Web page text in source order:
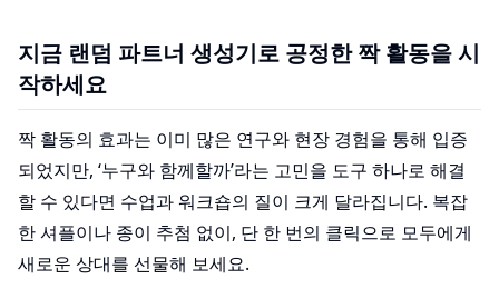
지금 랜덤 파트너 생성기로 공정한 짝 활동을 시
작하세요
짝 활동의 효과는 이미 많은 연구와 현장 경험을 통해 입증
되었지만, ‘누구와 함께할까’라는 고민을 도구 하나로 해결
할 수 있다면 수업과 워크숍의 질이 크게 달라집니다. 복잡
한 셔플이나 종이 추첨 없이, 단 한 번의 클릭으로 모두에게
새로운 상대를 선물해 보세요.